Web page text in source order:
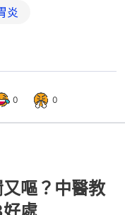
炎
0 0
嘔？中醫教